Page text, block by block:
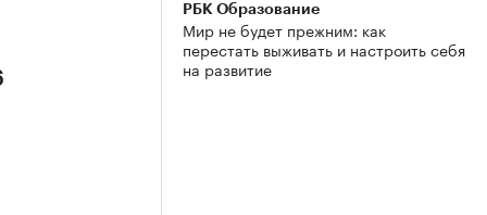
РБК Образование
Мир не будет прежним: как
перестать выживать и настроить себя
на развитие